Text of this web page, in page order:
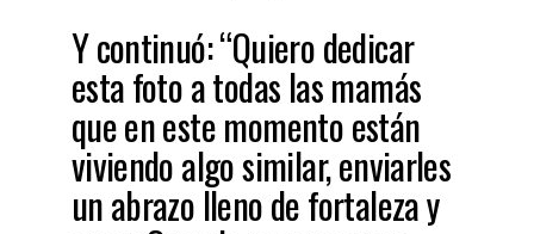
Y continuó: “Quiero dedicar
esta foto a todas las mamás
que en este momento están
viviendo algo similar, enviarles
un abrazo lleno de fortaleza y